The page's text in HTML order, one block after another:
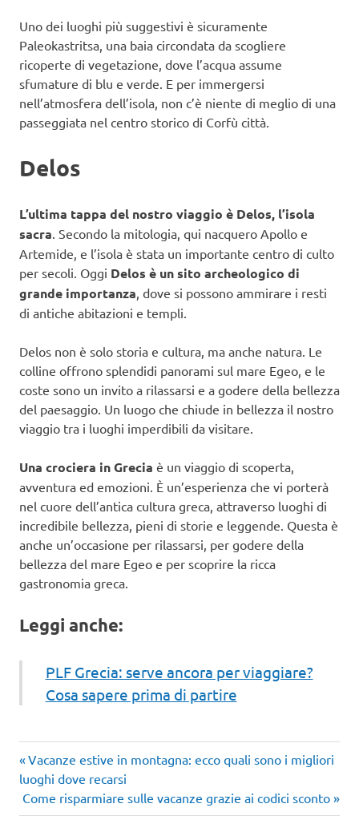
Uno dei luoghi più suggestivi è sicuramente
Paleokastritsa, una baia circondata da scogliere
ricoperte di vegetazione, dove l’acqua assume
sfumature di blu e verde. E per immergersi
nell’atmosfera dell’isola, non c’è niente di meglio di una
passeggiata nel centro storico di Corfù città.
Delos
L’ultima tappa del nostro viaggio è Delos, l’isola
sacra . Secondo la mitologia, qui nacquero Apollo e
Artemide, e l’isola è stata un importante centro di culto
per secoli. Oggi Delos è un sito archeologico di
grande importanza , dove si possono ammirare i resti
di antiche abitazioni e templi.
Delos non è solo storia e cultura, ma anche natura. Le
colline offrono splendidi panorami sul mare Egeo, e le
coste sono un invito a rilassarsi e a godere della bellezza
del paesaggio. Un luogo che chiude in bellezza il nostro
viaggio tra i luoghi imperdibili da visitare.
Una crociera in Grecia è un viaggio di scoperta,
avventura ed emozioni. È un’esperienza che vi porterà
nel cuore dell’antica cultura greca, attraverso luoghi di
incredibile bellezza, pieni di storie e leggende. Questa è
anche un’occasione per rilassarsi, per godere della
bellezza del mare Egeo e per scoprire la ricca
gastronomia greca.
Leggi anche:
PLF Grecia: serve ancora per viaggiare?
Cosa sapere prima di partire
Navigazione
articoli
Articolo
precedente:
Vacanze estive in montagna: ecco quali sono i migliori
luoghi dove recarsi
Articolo
successivo:
Come risparmiare sulle vacanze grazie ai codici sconto